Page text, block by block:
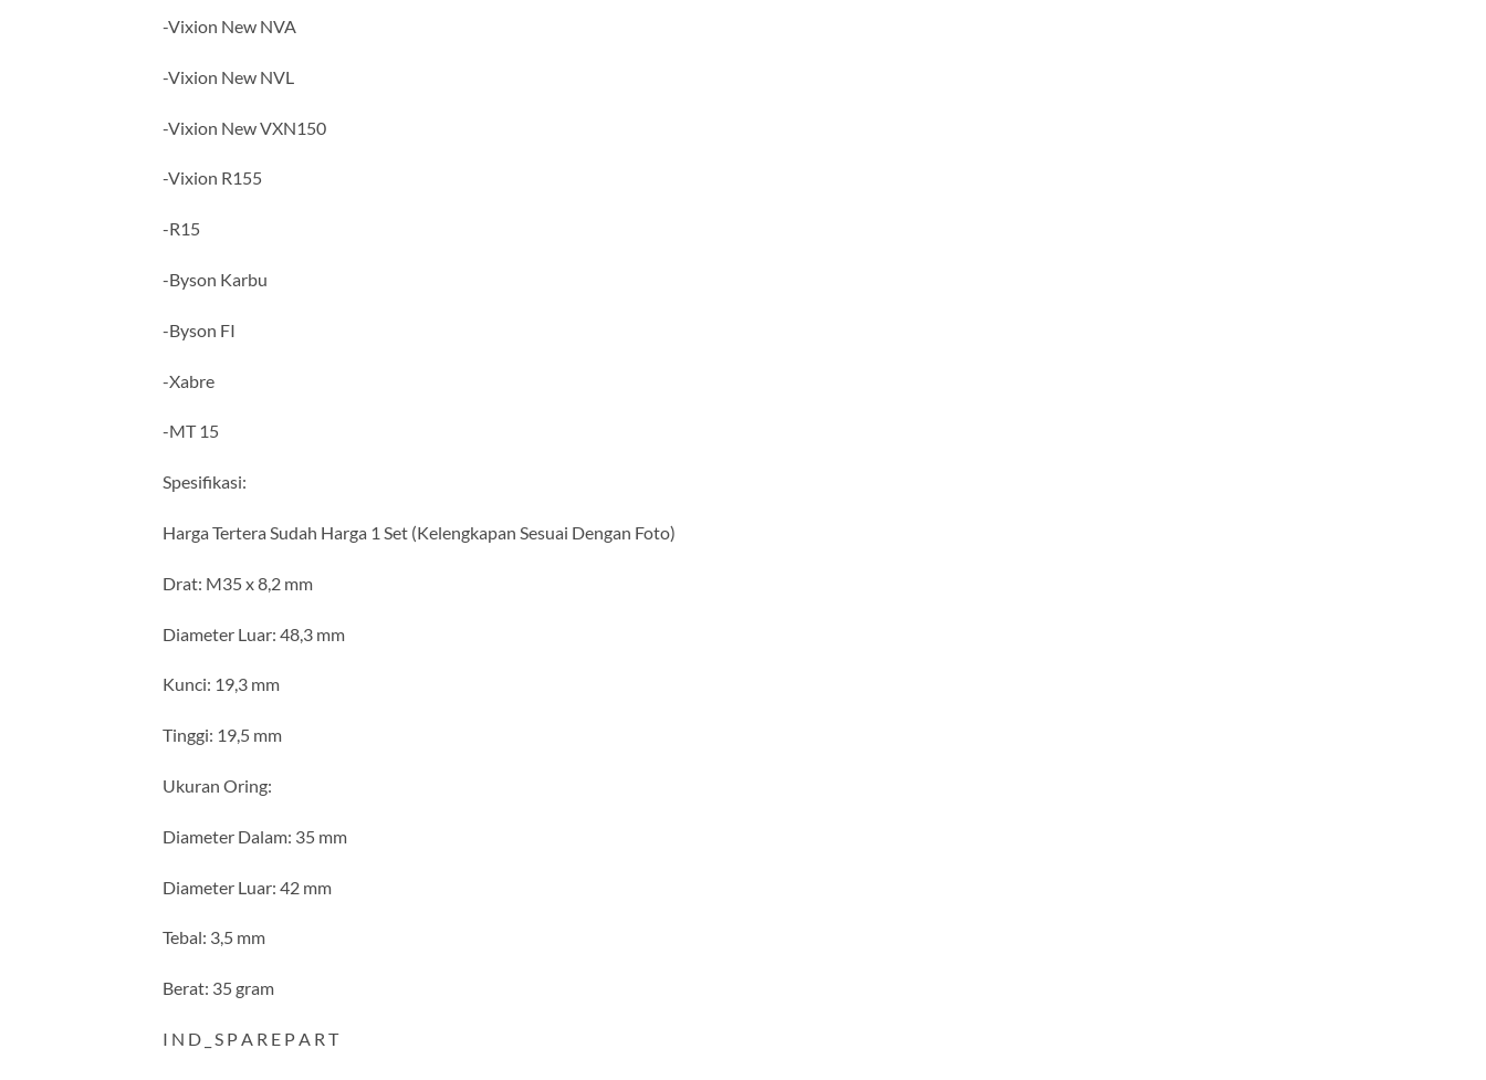
-Vixion New NVA
-Vixion New NVL
-Vixion New VXN150
-Vixion R155
-R15
-Byson Karbu
-Byson FI
-Xabre
-MT 15
Spesifikasi:
Harga Tertera Sudah Harga 1 Set (Kelengkapan Sesuai Dengan Foto)
Drat: M35 x 8,2 mm
Diameter Luar: 48,3 mm
Kunci: 19,3 mm
Tinggi: 19,5 mm
Ukuran Oring:
Diameter Dalam: 35 mm
Diameter Luar: 42 mm
Tebal: 3,5 mm
Berat: 35 gram
I N D _ S P A R E P A R T